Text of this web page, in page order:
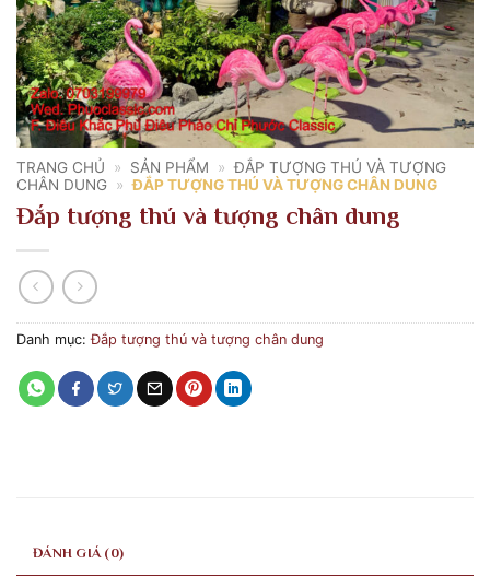
TRANG CHỦ » SẢN PHẨM » ĐẮP TƯỢNG THÚ VÀ TƯỢNG
CHÂN DUNG » ĐẮP TƯỢNG THÚ VÀ TƯỢNG CHÂN DUNG
Đắp tượng thú và tượng chân dung
Danh mục:Đắp tượng thú và tượng chân dung
ĐÁNH GIÁ (0)